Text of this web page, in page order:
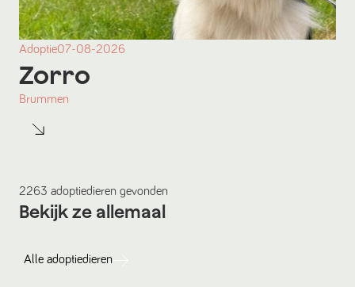
Adoptie07-08-2026
Zorro
Brummen
2263 adoptiedieren gevonden
Bekijk ze allemaal
Alle adoptiedieren